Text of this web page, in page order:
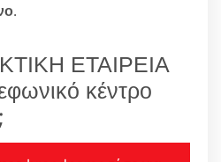
.
ΕΤΑΙΡΕΙΑ
κέντρο